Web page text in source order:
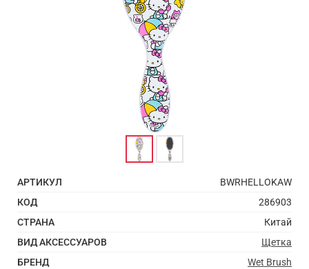
АРТИКУЛ
BWRHELLOKAW
КОД
286903
СТРАНА
Китай
ВИД АКСЕССУАРОВ
Щетка
БРЕНД
Wet Brush